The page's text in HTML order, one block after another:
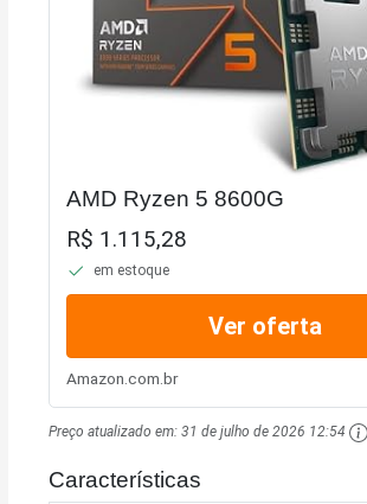
AMD Ryzen 5 8600G
R$ 1.115,28
em estoque
Ver oferta
Amazon.com.br
Preço atualizado em:31 de julho de 2026 12:54
Características